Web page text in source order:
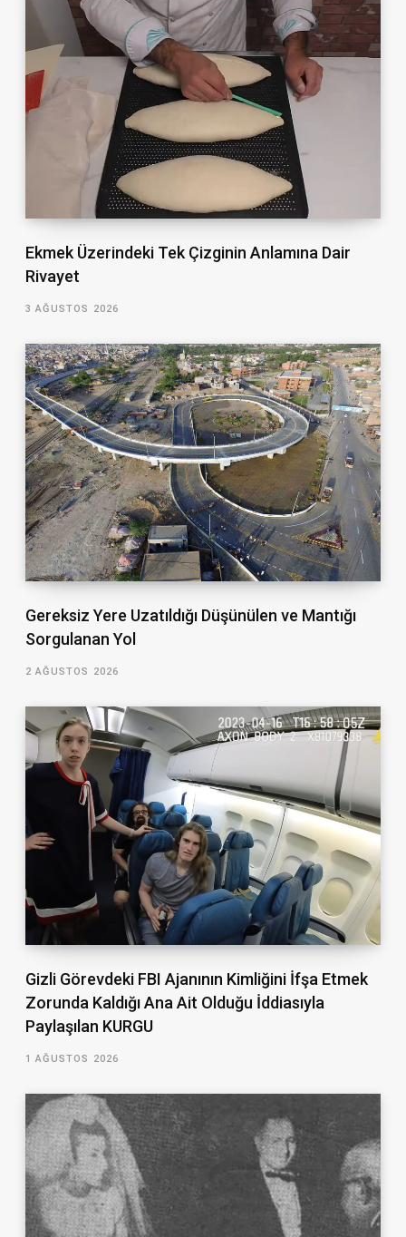
Ekmek Üzerindeki Tek Çizginin Anlamına Dair
Rivayet
3 AĞUSTOS 2026
Gereksiz Yere Uzatıldığı Düşünülen ve Mantığı
Sorgulanan Yol
2 AĞUSTOS 2026
Gizli Görevdeki FBI Ajanının Kimliğini İfşa Etmek
Zorunda Kaldığı Ana Ait Olduğu İddiasıyla
Paylaşılan KURGU
1 AĞUSTOS 2026